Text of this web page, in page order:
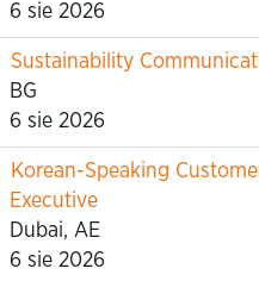
6 sie 2026
Sustainability
BG
6 sie 2026
Korean-Speaking
Executive
Dubai, AE
6 sie 2026